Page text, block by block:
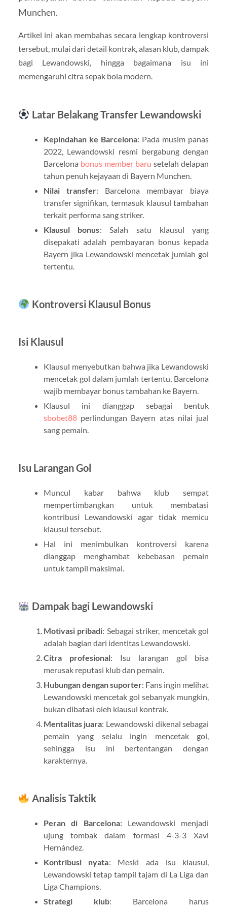
Munchen.
Artikel ini akan membahas secara lengkap kontroversi
tersebut, mulai dari detail kontrak, alasan klub, dampak
bagi Lewandowski, hingga bagaimana isu ini
memengaruhi citra sepak bola modern.
Latar Belakang Transfer Lewandowski
Kepindahan ke Barcelona: Pada musim panas
2022, Lewandowski resmi bergabung dengan
Barcelona bonus member baru setelah delapan
tahun penuh kejayaan di Bayern Munchen.
Nilai transfer: Barcelona membayar biaya
transfer signifikan, termasuk klausul tambahan
terkait performa sang striker.
Klausul bonus: Salah satu klausul yang
disepakati adalah pembayaran bonus kepada
Bayern jika Lewandowski mencetak jumlah gol
tertentu.
Kontroversi Klausul Bonus
Isi Klausul
Klausul menyebutkan bahwa jika Lewandowski
mencetak gol dalam jumlah tertentu, Barcelona
wajib membayar bonus tambahan ke Bayern.
Klausul ini dianggap sebagai bentuk
sbobet88perlindungan Bayern atas nilai jual
sang pemain.
Isu Larangan Gol
Muncul kabar bahwa klub sempat
mempertimbangkan untuk membatasi
kontribusi Lewandowski agar tidak memicu
klausul tersebut.
Hal ini menimbulkan kontroversi karena
dianggap menghambat kebebasan pemain
untuk tampil maksimal.
Dampak bagi Lewandowski
Motivasi pribadi: Sebagai striker, mencetak gol
adalah bagian dari identitas Lewandowski.
Citra profesional: Isu larangan gol bisa
merusak reputasi klub dan pemain.
Hubungan dengan suporter: Fans ingin melihat
Lewandowski mencetak gol sebanyak mungkin,
bukan dibatasi oleh klausul kontrak.
Mentalitas juara: Lewandowski dikenal sebagai
pemain yang selalu ingin mencetak gol,
sehingga isu ini bertentangan dengan
karakternya.
Analisis Taktik
Peran di Barcelona: Lewandowski menjadi
ujung tombak dalam formasi 4-3-3 Xavi
Hernández.
Kontribusi nyata: Meski ada isu klausul,
Lewandowski tetap tampil tajam di La Liga dan
Liga Champions.
Strategi klub: Barcelona harus